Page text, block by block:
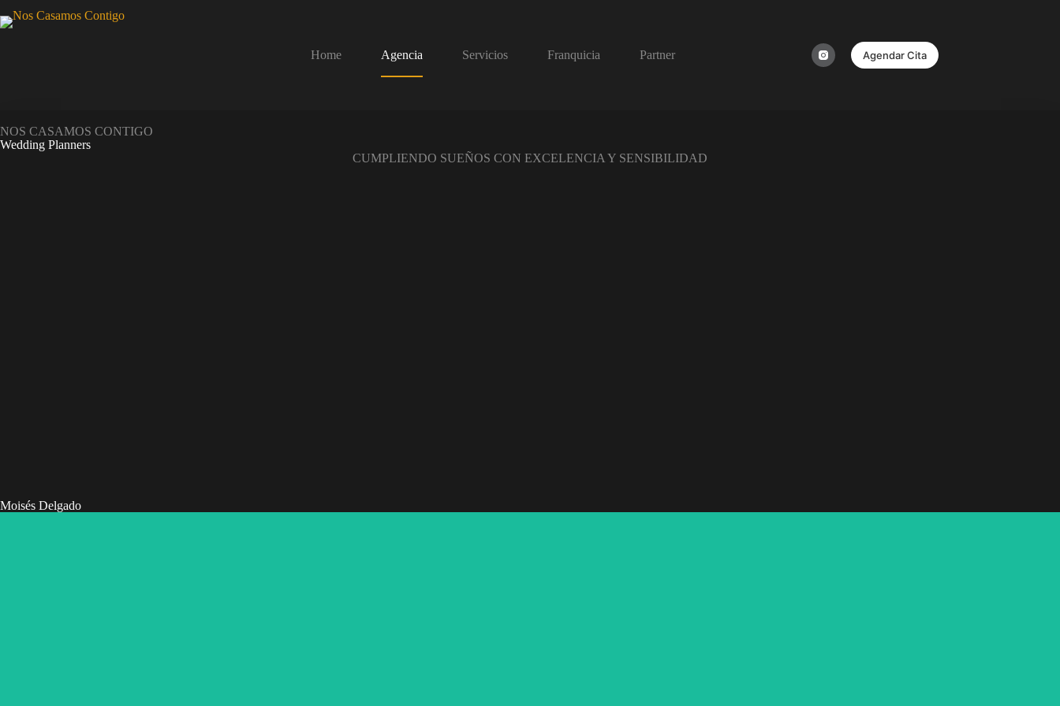
Home Agencia Servicios Franquicia Partner Agendar Cita
NOS CASAMOS CONTIGO
Wedding Planners
CUMPLIENDO SUEÑOS CON EXCELENCIA Y SENSIBILIDAD
Moisés Delgado